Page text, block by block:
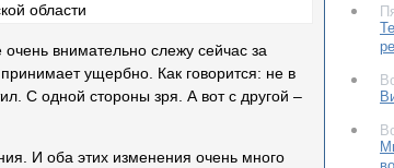
внимательно слежу сейчас за
ущербно. Как говорится: не в
С одной стороны зря. А вот с другой –
И оба этих изменения очень много